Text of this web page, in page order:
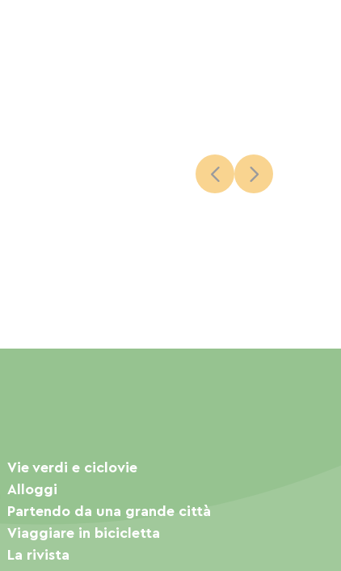
Vie verdi e ciclovie
Alloggi
Partendo da una grande città
Viaggiare in bicicletta
La rivista